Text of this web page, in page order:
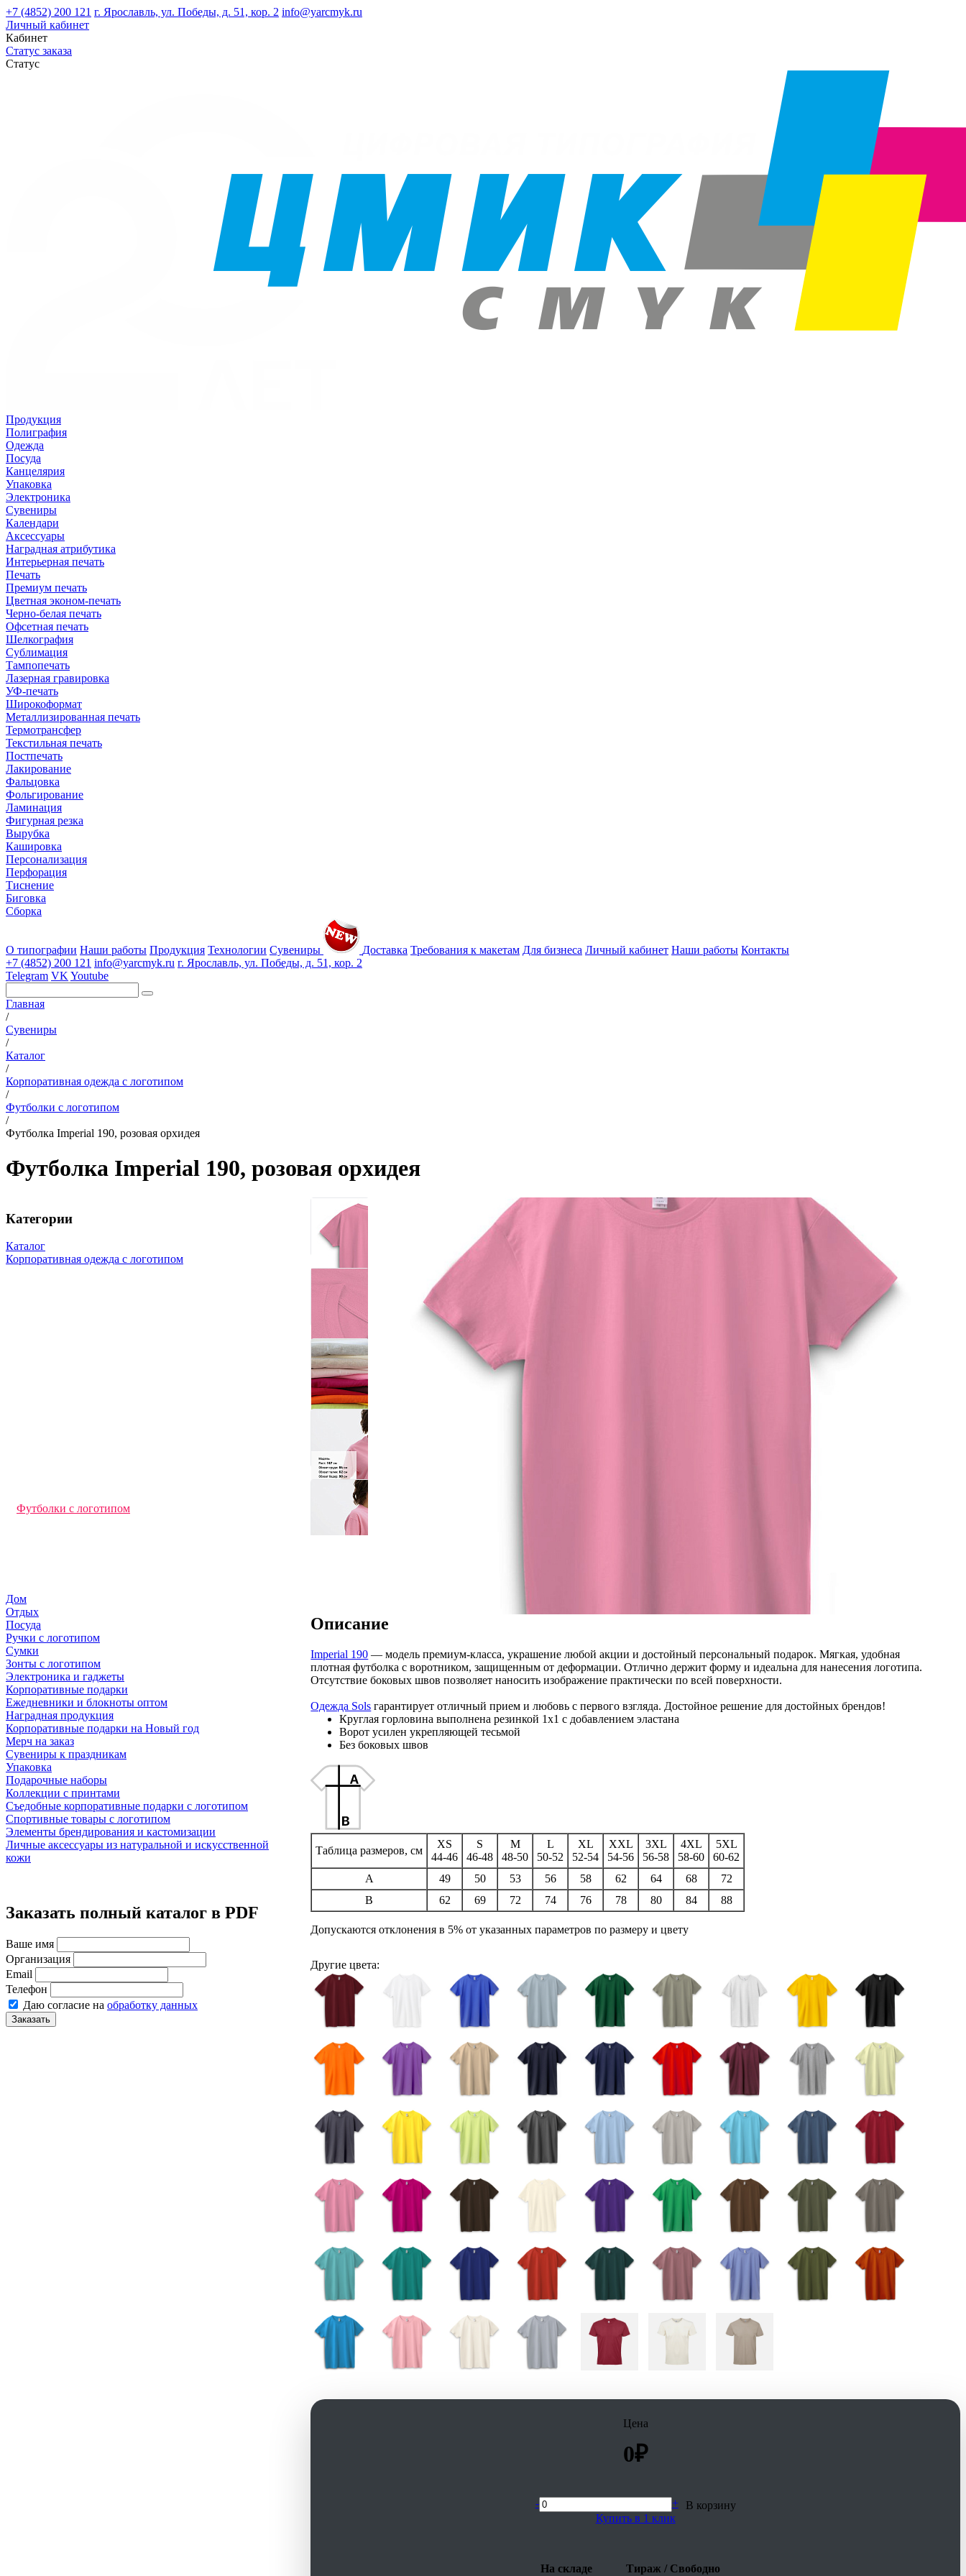
+7 (4852) 200 121 г. Ярославль, ул. Победы, д. 51, кор. 2 info@yarcmyk.ru
Личный кабинет
Кабинет
Статус заказа
Статус
Продукция
Полиграфия
Одежда
Посуда
Канцелярия
Упаковка
Электроника
Сувениры
Календари
Аксессуары
Наградная атрибутика
Интерьерная печать
Печать
Премиум печать
Цветная эконом-печать
Черно-белая печать
Офсетная печать
Шелкография
Сублимация
Тампопечать
Лазерная гравировка
УФ-печать
Широкоформат
Металлизированная печать
Термотрансфер
Текстильная печать
Постпечать
Лакирование
Фальцовка
Фольгирование
Ламинация
Фигурная резка
Вырубка
Кашировка
Персонализация
Перфорация
Тиснение
Биговка
Сборка
О типографии Наши работы Продукция Технологии Сувениры Доставка Требования к макетам Для бизнеса Личный кабинет Наши работы Контакты
+7 (4852) 200 121 info@yarcmyk.ru г. Ярославль, ул. Победы, д. 51, кор. 2
Telegram VK Youtube
Главная
/
Сувениры
/
Каталог
/
Корпоративная одежда с логотипом
/
Футболки с логотипом
/
Футболка Imperial 190, розовая орхидея
Футболка Imperial 190, розовая орхидея
Категории
Каталог
Корпоративная одежда с логотипом
Футболки с логотипом
Дом
Отдых
Посуда
Ручки с логотипом
Сумки
Зонты с логотипом
Электроника и гаджеты
Корпоративные подарки
Ежедневники и блокноты оптом
Наградная продукция
Корпоративные подарки на Новый год
Мерч на заказ
Сувениры к праздникам
Упаковка
Подарочные наборы
Коллекции с принтами
Съедобные корпоративные подарки с логотипом
Спортивные товары с логотипом
Элементы брендирования и кастомизации
Личные аксессуары из натуральной и искусственной
кожи
Заказать полный каталог в PDF
Ваше имя
Организация
Email
Телефон
Даю согласие на обработку данных
Заказать
Описание
Imperial 190 — модель премиум-класса, украшение любой акции и достойный персональный подарок. Мягкая, удобная
плотная футболка с воротником, защищенным от деформации. Отлично держит форму и идеальна для нанесения логотипа.
Отсутствие боковых швов позволяет наносить изображение практически по всей поверхности.
Одежда Sols гарантирует отличный прием и любовь с первого взгляда. Достойное решение для достойных брендов!
Круглая горловина выполнена резинкой 1x1 с добавлением эластана
Ворот усилен укрепляющей тесьмой
Без боковых швов
Таблица размеров, см
XS
44-46
S
46-48
M
48-50
L
50-52
XL
52-54
XXL
54-56
3XL
56-58
4XL
58-60
5XL
60-62
A
49 50 53 56 58 62 64 68
72
B
62 69 72 74 76 78 80 84 88
Допускаются отклонения в 5% от указанных параметров по размеру и цвету
Другие цвета:
Цена
0₽
- +
В корзину
Купить в 1 клик
На складе Тираж / Свободно